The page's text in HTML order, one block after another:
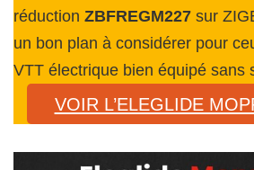
réduction ZBFREGM227 sur
un bon plan à considérer pour
VTT électrique bien équipé sans
VOIR L’ELEGLIDE